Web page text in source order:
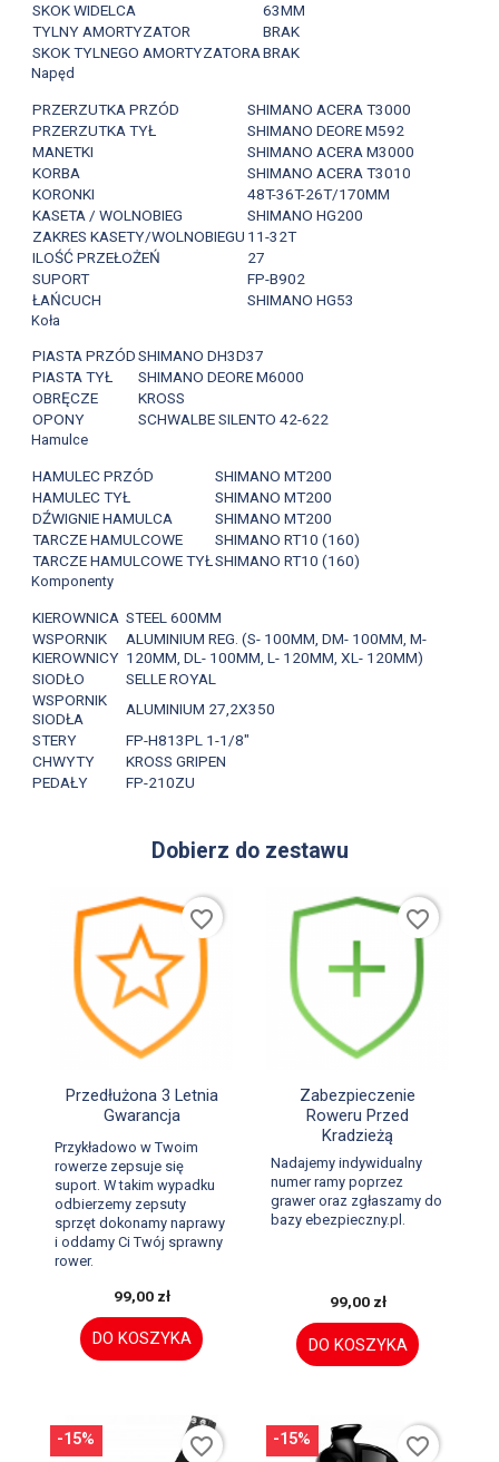
SKOK WIDELCA
63MM
TYLNY AMORTYZATOR
BRAK
SKOK TYLNEGO AMORTYZATORABRAK
Napęd
PRZERZUTKA PRZÓD
SHIMANO ACERA T3000
PRZERZUTKA TYŁ
SHIMANO DEORE M592
MANETKI
SHIMANO ACERA M3000
KORBA
SHIMANO ACERA T3010
KORONKI
48T-36T-26T/170MM
KASETA / WOLNOBIEG
SHIMANO HG200
ZAKRES KASETY/WOLNOBIEGU 11-32T
ILOŚĆ PRZEŁOŻEŃ
27
SUPORT
FP-B902
ŁAŃCUCH
SHIMANO HG53
Koła
PIASTA PRZÓDSHIMANO DH3D37
PIASTA TYŁ
SHIMANO DEORE M6000
OBRĘCZE
KROSS
OPONY
SCHWALBE SILENTO 42-622
Hamulce
HAMULEC PRZÓD
SHIMANO MT200
HAMULEC TYŁ
SHIMANO MT200
DŹWIGNIE HAMULCA
SHIMANO MT200
TARCZE HAMULCOWE
SHIMANO RT10 (160)
TARCZE HAMULCOWE TYŁ SHIMANO RT10 (160)
Komponenty
KIEROWNICA STEEL 600MM
WSPORNIK
KIEROWNICY
ALUMINIUM REG. (S- 100MM, DM- 100MM, M-
120MM, DL- 100MM, L- 120MM, XL- 120MM)
SIODŁO
SELLE ROYAL
WSPORNIK
SIODŁA
ALUMINIUM 27,2X350
STERY
FP-H813PL 1-1/8"
CHWYTY
KROSS GRIPEN
PEDAŁY
FP-210ZU
Dobierz do zestawu
Szybki podgląd
Przedłużona 3 Letnia
Gwarancja
Przykładowo w Twoim
rowerze zepsuje się
suport. W takim wypadku
odbierzemy zepsuty
sprzęt dokonamy naprawy
i oddamy Ci Twój sprawny
rower.
99,00 zł
DO KOSZYKA
favorite_border
Szybki podgląd
Zabezpieczenie
Roweru Przed
Kradzieżą
Nadajemy indywidualny
numer ramy poprzez
grawer oraz zgłaszamy do
bazy ebezpieczny.pl.
99,00 zł
DO KOSZYKA
favorite_border
-15% favorite_border -15% favorite_border